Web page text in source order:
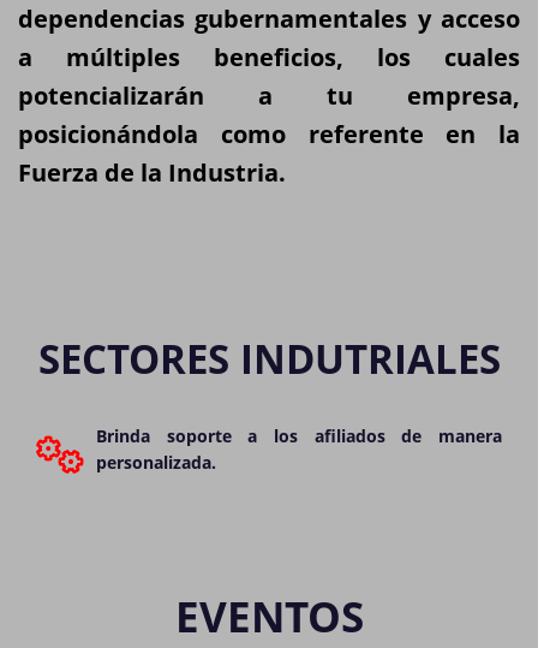
dependencias gubernamentales y acceso
a múltiples beneficios, los cuales
potencializarán a tu empresa,
posicionándola como referente en la
Fuerza de la Industria.
SECTORES INDUTRIALES
Brinda soporte a los afiliados de manera
personalizada.
EVENTOS